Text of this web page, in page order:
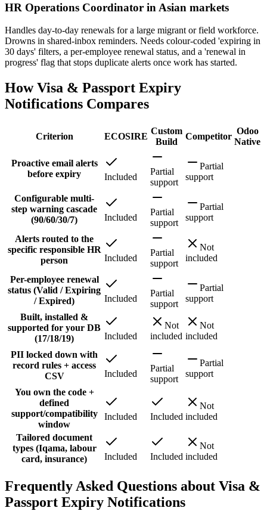
HR Operations Coordinator in Asian markets
Handles day-to-day renewals for a large migrant or field workforce.
Drowns in shared-inbox reminders. Needs colour-coded 'expiring in
30 days' filters, a per-employee renewal status, and a 'renewal in
progress' flag that stops duplicate alerts once work has started.
How Visa & Passport Expiry
Notifications Compares
Criterion ECOSIRE
Custom
Build
Competitor
Odoo
Native
Proactive email alerts
before expiry
Included
Partial
support
Partial
support
Configurable multi-
step warning cascade
(90/60/30/7)
Included
Partial
support
Partial
support
Alerts routed to the
specific responsible HR
person
Included
Partial
support
Not
included
Per-employee renewal
status (Valid / Expiring
/ Expired)
Included
Partial
support
Partial
support
Built, installed &
supported for your DB
(17/18/19)
Included
Not
included
Not
included
PII locked down with
record rules + access
CSV
Included
Partial
support
Partial
support
You own the code +
defined
support/compatibility
window
Included Included
Not
included
Tailored document
types (Iqama, labour
card, insurance)
Included Included
Not
included
Frequently Asked Questions about Visa &
Passport Expiry Notifications